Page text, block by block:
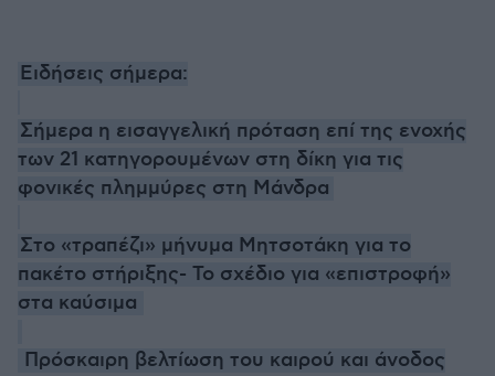
Ειδήσεις σήμερα:
Σήμερα η εισαγγελική πρόταση επί της ενοχής
των 21 κατηγορουμένων στη δίκη για τις
φονικές πλημμύρες στη Μάνδρα
Στο «τραπέζι» μήνυμα Μητσοτάκη για το
πακέτο στήριξης- Το σχέδιο για «επιστροφή»
στα καύσιμα
Πρόσκαιρη βελτίωση του καιρού και άνοδος